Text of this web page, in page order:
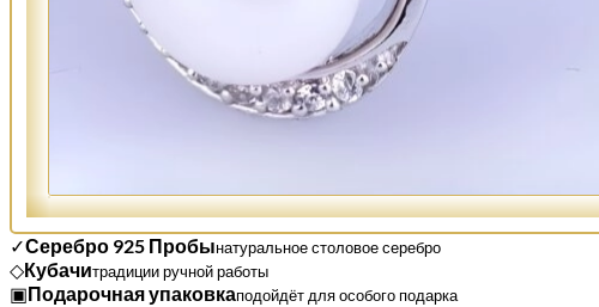
✓Серебро 925 Пробынатуральное столовое серебро
◇Кубачитрадиции ручной работы
▣Подарочная упаковкаподойдёт для особого подарка